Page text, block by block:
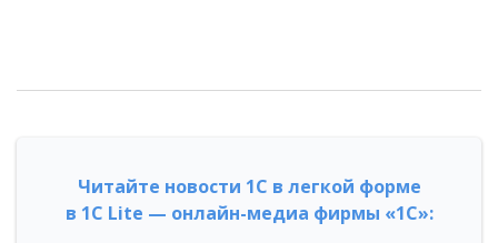
Читайте новости 1С в легкой форме
в 1С Lite — онлайн-медиа фирмы «1С»: